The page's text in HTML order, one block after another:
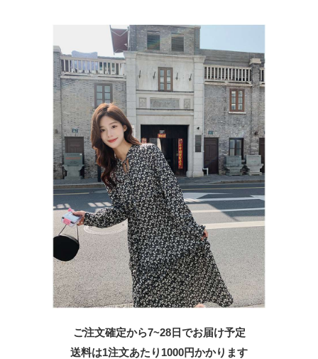
ご注文確定から7~28日でお届け予定
送料は1注文あたり 1000円かかります